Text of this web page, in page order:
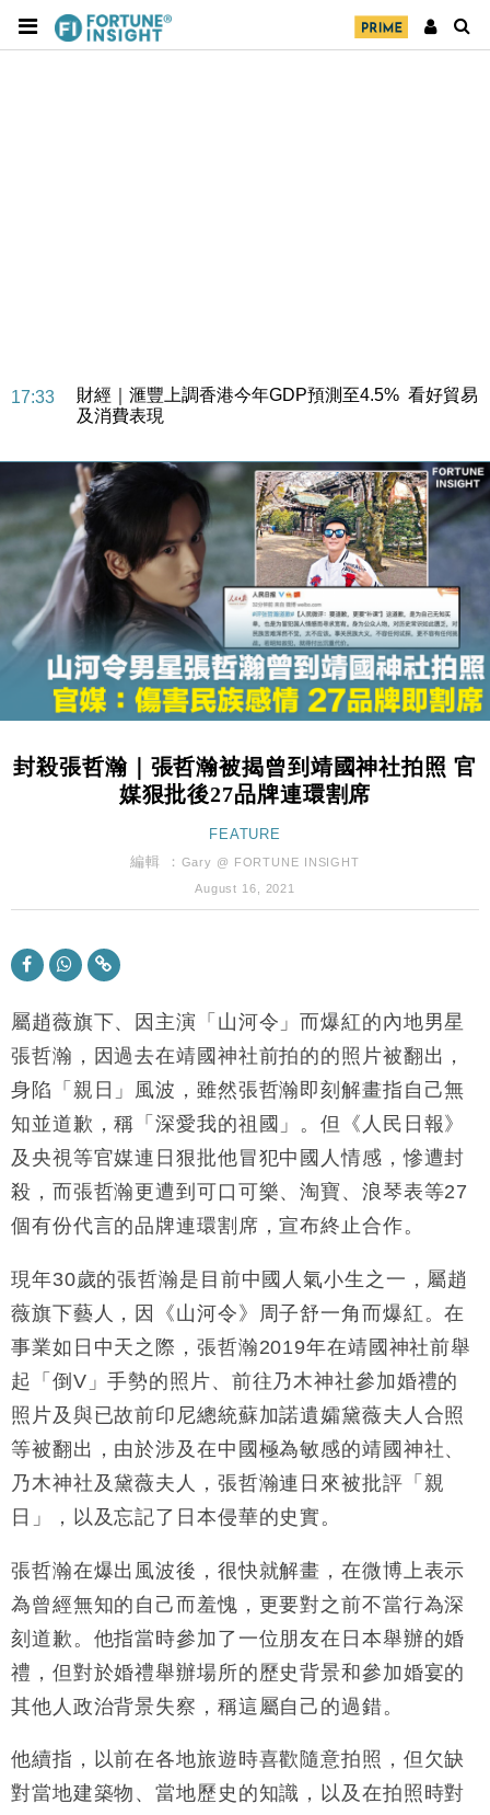
17:33
財經｜滙豐上調香港今年GDP預測至4.5% 看好貿易
及消費表現
損失近6900萬元
16:05
財經｜日經失守6.5萬點後回穩 全周仍升近2%
15:47
財經｜恒隆10月換帥 玩具「反」斗城亞洲CEO蔡德
粦接任
15:11
財經｜韓股反覆波動收跌 連挫7周創逾3年最長跌勢
13:44
財經｜內地7月美元計價出口增近24%勝預期 貿易順
差達1125億美元
12:44
財經｜日本春季三度入市撐日圓 4月單日斥6.28萬億
11:12
國際｜特朗普料美伊戰事快結束 承認部分彈藥庫存緊
財經｜SA售股自救後再出手 斥4億美元押注未上市公
財經｜華僑銀行上半年淨利創新高 中期息增15%至
47仙
17:33
及消費表現
損失近6900萬元
16:05
財經｜日經失守6.5萬點後回穩 全周仍升近2%
粦接任
15:11
財經｜韓股反覆波動收跌 連挫7周創逾3年最長跌勢
13:44
財經｜內地7月美元計價出口增近24%勝預期 貿易順
差達1125億美元
12:44
財經｜日本春季三度入市撐日圓 4月單日斥6.28萬億
日圓干預創新高
11:12
國際｜特朗普料美伊戰事快結束 承認部分彈藥庫存緊
張
15:59
財經｜SA售股自救後再出手 斥4億美元押注未上市公
司
封殺張哲瀚｜張哲瀚被揭曾到靖國神社拍照 官
媒狠批後27品牌連環割席
FEATURE
編輯 ： Gary @ FORTUNE INSIGHT
August 16, 2021
屬趙薇旗下、因主演「山河令」而爆紅的內地男星
張哲瀚，因過去在靖國神社前拍的的照片被翻出，
身陷「親日」風波，雖然張哲瀚即刻解畫指自己無
知並道歉，稱「深愛我的祖國」。但《人民日報》
及央視等官媒連日狠批他冒犯中國人情感，慘遭封
殺，而張哲瀚更遭到可口可樂、淘寶、浪琴表等27
個有份代言的品牌連環割席，宣布終止合作。
現年30歲的張哲瀚是目前中國人氣小生之一，屬趙
薇旗下藝人，因《山河令》周子舒一角而爆紅。在
事業如日中天之際，張哲瀚2019年在靖國神社前舉
起「倒V」手勢的照片、前往乃木神社參加婚禮的
照片及與已故前印尼總統蘇加諾遺孀黛薇夫人合照
等被翻出，由於涉及在中國極為敏感的靖國神社、
乃木神社及黛薇夫人，張哲瀚連日來被批評「親
日」，以及忘記了日本侵華的史實。
張哲瀚在爆出風波後，很快就解畫，在微博上表示
為曾經無知的自己而羞愧，更要對之前不當行為深
刻道歉。他指當時參加了一位朋友在日本舉辦的婚
禮，但對於婚禮舉辦場所的歷史背景和參加婚宴的
其他人政治背景失察，稱這屬自己的過錯。
他續指，以前在各地旅遊時喜歡隨意拍照，但欠缺
對當地建築物、當地歷史的知識，以及在拍照時對